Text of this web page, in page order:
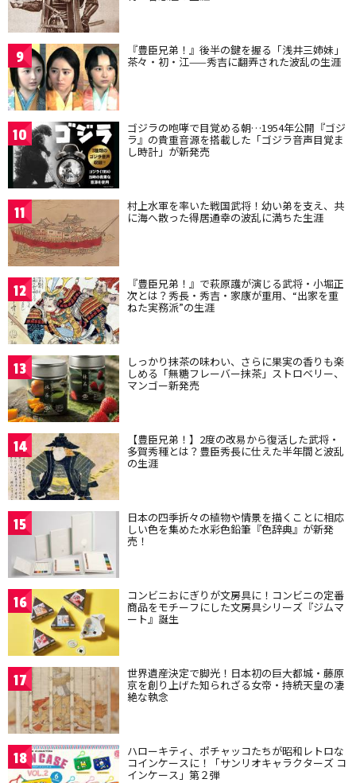
9 『豊臣兄弟！』後半の鍵を握る「浅井三姉妹」
茶々・初・江——秀吉に翻弄された波乱の生涯
10 ゴジラの咆哮で目覚める朝…1954年公開『ゴジ
ラ』の貴重音源を搭載した「ゴジラ音声目覚ま
し時計」が新発売
11 村上水軍を率いた戦国武将！幼い弟を支え、共
に海へ散った得居通幸の波乱に満ちた生涯
12 『豊臣兄弟！』で萩原護が演じる武将・小堀正
次とは？秀長・秀吉・家康が重用、“出家を重
ねた実務派”の生涯
13 しっかり抹茶の味わい、さらに果実の香りも楽
しめる「無糖フレーバー抹茶」ストロベリー、
マンゴー新発売
14 【豊臣兄弟！】2度の改易から復活した武将・
多賀秀種とは？豊臣秀長に仕えた半年間と波乱
の生涯
15 日本の四季折々の植物や情景を描くことに相応
しい色を集めた水彩色鉛筆『色辞典』が新発
売！
16 コンビニおにぎりが文房具に！コンビニの定番
商品をモチーフにした文房具シリーズ『ジムマ
ート』誕生
17 世界遺産決定で脚光！日本初の巨大都城・藤原
京を創り上げた知られざる女帝・持統天皇の凄
絶な執念
18 ハローキティ、ポチャッコたちが昭和レトロな
コインケースに！「サンリオキャラクターズ コ
インケース」第２弾